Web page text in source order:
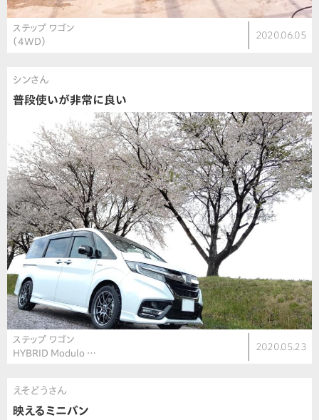
ステップ ワゴン
（4WD）
2020.06.05
シンさん
普段使いが非常に良い
ステップ ワゴン
HYBRID Modulo …
2020.05.23
えそどうさん
映えるミニバン